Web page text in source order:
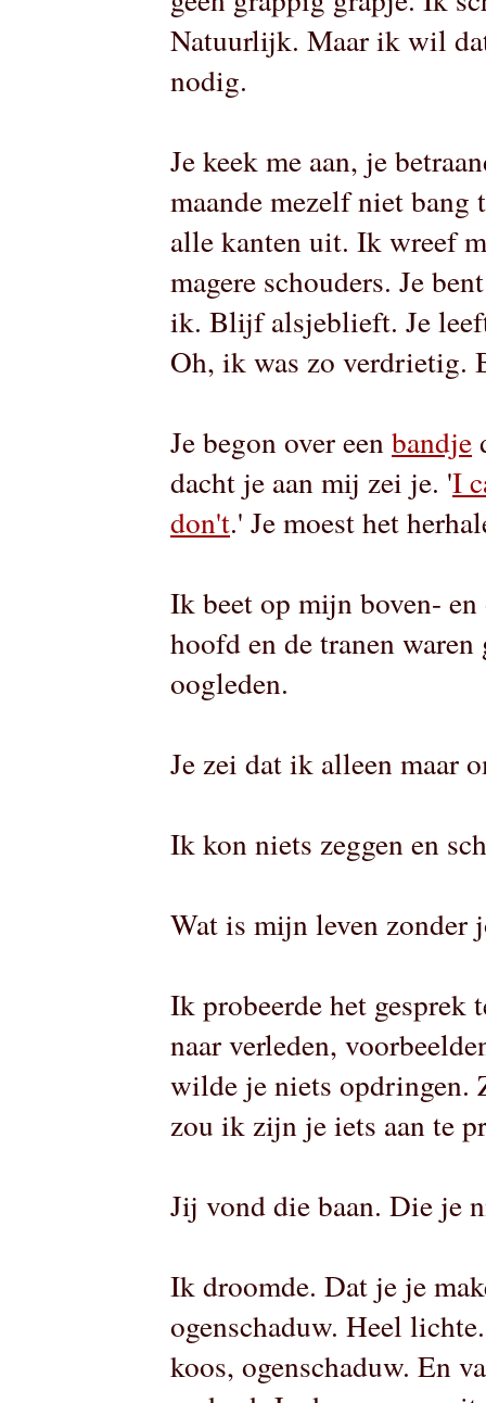
Natuurlijk. Maar ik wil
nodig.
Je keek me aan, je
maande mezelf niet
alle kanten uit. Ik wreef
magere schouders. Je
ik. Blijf alsjeblieft. Je
Oh, ik was zo verdrietig.
Je begon over eenbandje
dacht je aan mij zei je. 'I
don't.' Je moest het
Ik beet op mijn boven-
hoofd en de tranen
oogleden.
Je zei dat ik alleen maar
Ik kon niets zeggen en
Wat is mijn leven zonder
Ik probeerde het gesprek
naar verleden,
wilde je niets opdringen.
zou ik zijn je iets aan te
Jij vond die baan. Die je
Ik droomde. Dat je je
ogenschaduw. Heel
koos, ogenschaduw. En